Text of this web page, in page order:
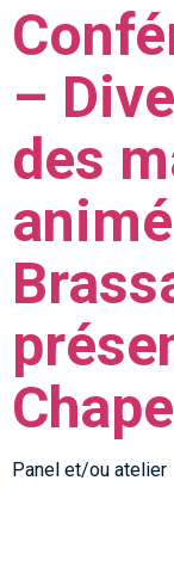
–
des
Panel et/ou atelier